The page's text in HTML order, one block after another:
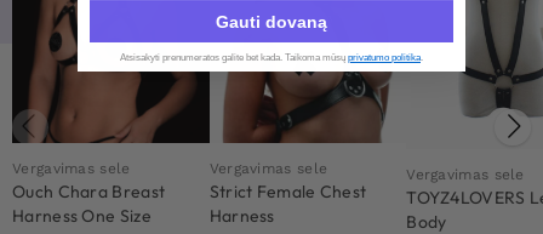
Vergavimas sele
Ouch Chara Breast
Harness One Size
Vergavimas sele
Strict Female Chest
Harness
Vergavimas sele
TOYZ4LOVERS
Body
Gauti dovaną
Atsisakyti prenumeratos galite bet kada. Taikoma mūsų privatumo politika.​